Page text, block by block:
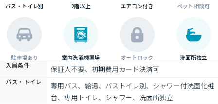
バス・トイレ別 2階以上 エアコン付き ペット相談可
駐車場あり 室内洗濯機置場 オートロック 洗面所独立
入居条件 保証人不要、初期費用カード決済可
バス・トイレ
専用バス、給湯、バストイレ別、シャワー付洗面化粧
台、専用トイレ、シャワー、洗面所独立